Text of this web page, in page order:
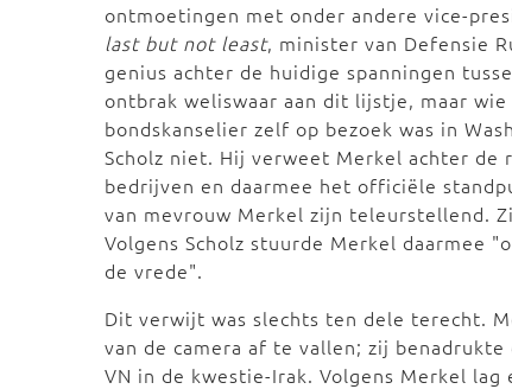
ontmoetingen met onder andere vice-
last but not least, minister van Defensie
genius achter de huidige spanningen
ontbrak weliswaar aan dit lijstje, maar
bondskanselier zelf op bezoek was in
Scholz niet. Hij verweet Merkel achter
bedrijven en daarmee het officiële
van mevrouw Merkel zijn teleurstellend.
Volgens Scholz stuurde Merkel daarmee
de vrede".
Dit verwijt was slechts ten dele terecht.
van de camera af te vallen; zij
VN in de kwestie-Irak. Volgens Merkel